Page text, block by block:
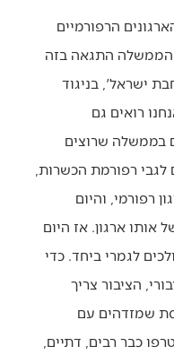
הרפורמיים
התגאה בזה
ישראל', בניגוד
רואים גם
בממשלה שרוצים
לגבי רפורמת הכשרות,
רפורמי, והיום
ארגון. אז היום
לגמרי ביחד. כדי
הציבור צריך
שמזדהים עם
כבר רבים, דתיים,